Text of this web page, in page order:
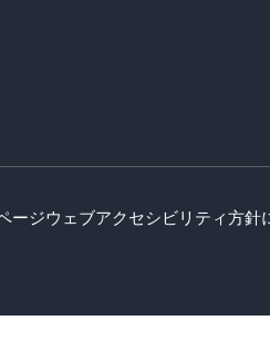
ージウェブアクセシビリティ方針